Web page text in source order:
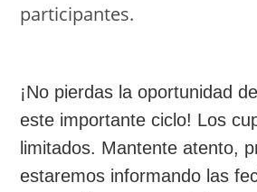
participantes.
¡No pierdas la oportunidad
este importante ciclo! Los
limitados. Mantente atento,
estaremos informando las